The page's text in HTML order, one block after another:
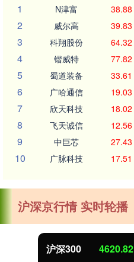
1
N津富 38.88
2 威尔高 39.83
3 科翔股份 64.32
4 锴威特 77.82
5 蜀道装备 33.61
6 广哈通信 19.03
7 欣天科技 18.02
8 飞天诚信 12.56
9 中巨芯 27.43
10 广脉科技 17.51
沪深京行情 实时轮播
沪深300 4620.82